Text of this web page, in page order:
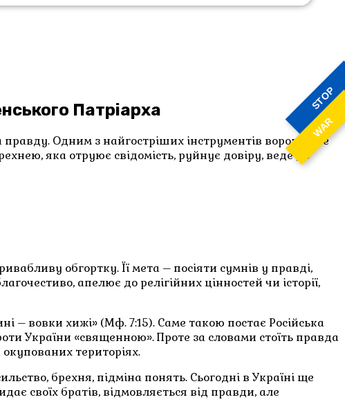
STOP
WAR
Патріарха
правду. Одним з найгостріших інструментів ворога є не
яка отруює свідомість, руйнує довіру, веде до
обгортку. Її мета – посіяти сумнів у правді,
апелює до релігійних цінностей чи історії,
– вовки хижі» (Мф. 7:15). Саме такою постає Російська
України «священною». Проте за словами стоїть правда
територіях.
брехня, підміна понять. Сьогодні в Україні ще
своїх братів, відмовляється від правди, але